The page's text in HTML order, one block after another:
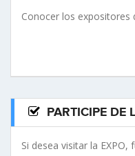
Conocer los expositores
PARTICIPE DE
Si desea visitar la